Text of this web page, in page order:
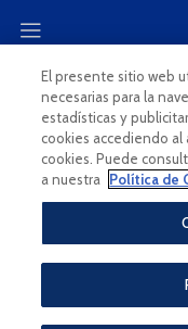
El presente sitio web
necesarias para la
estadísticas y
cookies accediendo
cookies. Puede
a nuestra
Política de